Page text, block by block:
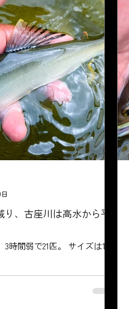
、古座川は高水から平
時間弱で21匹。 サイズは15